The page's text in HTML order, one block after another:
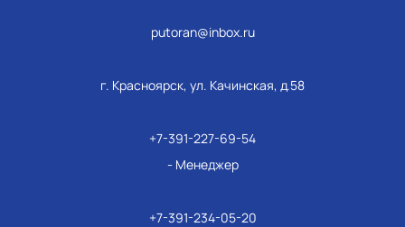
putoran@inbox.ru
г. Красноярск, ул. Качинская, д.58
+7-391-227-69-54
- Менеджер
+7-391-234-05-20